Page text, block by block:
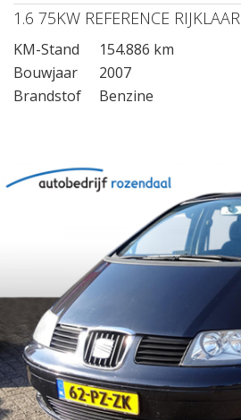
1.6 75KW REFERENCE RIJKLAAR
KM-Stand
154.886 km
Bouwjaar
2007
Brandstof
Benzine